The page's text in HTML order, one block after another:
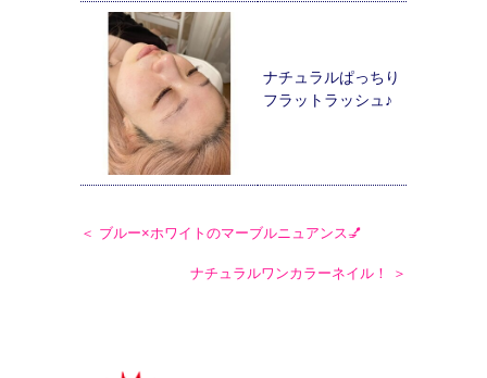
ナチュラルぱっちり
フラットラッシュ♪
＜ ブルー×ホワイトのマーブルニュアンス💅
ナチュラルワンカラーネイル！ ＞